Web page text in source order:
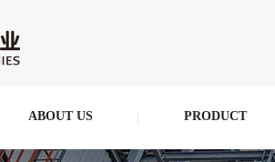
ABOUT US PRODUCT